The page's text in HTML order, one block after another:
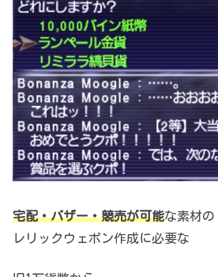
宅配・バザー・競売が可能な素材の
レリックウェポン作成に必要な